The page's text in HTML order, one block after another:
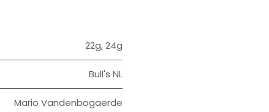
22g,24g
Bull's NL
Mario Vandenbogaerde